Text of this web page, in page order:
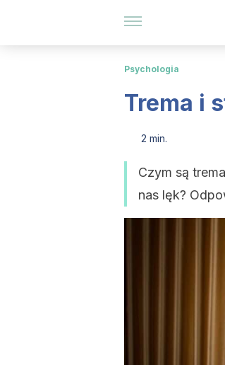
Psychologia
Trema i
2 min.
Czym są
nas lęk?